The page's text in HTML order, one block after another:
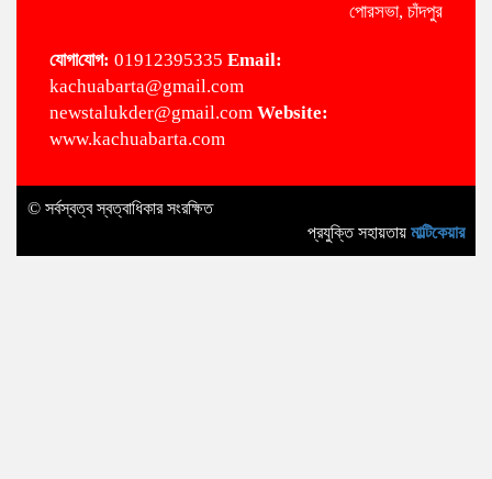
পোরসভা, চাঁদপুর
‌যোগা‌যোগ: 01912395335 Email:
kachuabarta@gmail.com
newstalukder@gmail.com Website:
www.kachuabarta.com
© সর্বস্বত্ব স্বত্বাধিকার সংরক্ষিত
প্রযুক্তি সহায়তায় মাল্টিকেয়ার